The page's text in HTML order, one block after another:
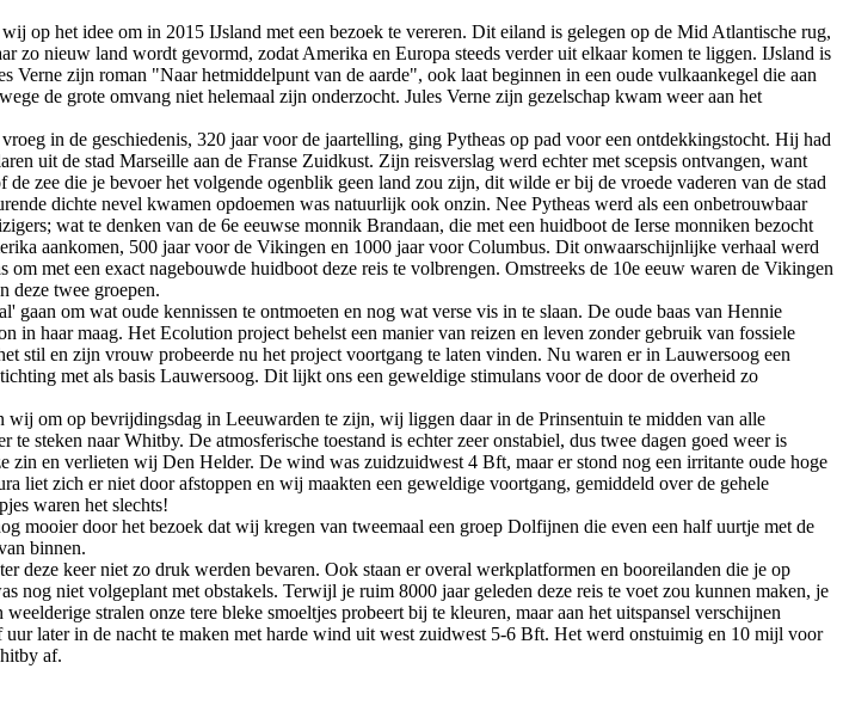
op het idee om in 2015 IJsland met een bezoek te vereren. Dit eiland is gelegen op de Mid Atlantische rug,
zo nieuw land wordt gevormd, zodat Amerika en Europa steeds verder uit elkaar komen te liggen. IJsland is
zijn roman "Naar hetmiddelpunt van de aarde", ook laat beginnen in een oude vulkaankegel die aan
de grote omvang niet helemaal zijn onderzocht. Jules Verne zijn gezelschap kwam weer aan het
in de geschiedenis, 320 jaar voor de jaartelling, ging Pytheas op pad voor een ontdekkingstocht. Hij had
uit de stad Marseille aan de Franse Zuidkust. Zijn reisverslag werd echter met scepsis ontvangen, want
zee die je bevoer het volgende ogenblik geen land zou zijn, dit wilde er bij de vroede vaderen van de stad
dichte nevel kwamen opdoemen was natuurlijk ook onzin. Nee Pytheas werd als een onbetrouwbaar
wat te denken van de 6e eeuwse monnik Brandaan, die met een huidboot de Ierse monniken bezocht
aankomen, 500 jaar voor de Vikingen en 1000 jaar voor Columbus. Dit onwaarschijnlijke verhaal werd
met een exact nagebouwde huidboot deze reis te volbrengen. Omstreeks de 10e eeuw waren de Vikingen
deze twee groepen.
om wat oude kennissen te ontmoeten en nog wat verse vis in te slaan. De oude baas van Hennie
haar maag. Het Ecolution project behelst een manier van reizen en leven zonder gebruik van fossiele
stil en zijn vrouw probeerde nu het project voortgang te laten vinden. Nu waren er in Lauwersoog een
met als basis Lauwersoog. Dit lijkt ons een geweldige stimulans voor de door de overheid zo
wij om op bevrijdingsdag in Leeuwarden te zijn, wij liggen daar in de Prinsentuin te midden van alle
steken naar Whitby. De atmosferische toestand is echter zeer onstabiel, dus twee dagen goed weer is
en verlieten wij Den Helder. De wind was zuidzuidwest 4 Bft, maar er stond nog een irritante oude hoge
liet zich er niet door afstoppen en wij maakten een geweldige voortgang, gemiddeld over de gehele
waren het slechts!
mooier door het bezoek dat wij kregen van tweemaal een groep Dolfijnen die even een half uurtje met de
binnen.
deze keer niet zo druk werden bevaren. Ook staan er overal werkplatformen en booreilanden die je op
nog niet volgeplant met obstakels. Terwijl je ruim 8000 jaar geleden deze reis te voet zou kunnen maken, je
stralen onze tere bleke smoeltjes probeert bij te kleuren, maar aan het uitspansel verschijnen
later in de nacht te maken met harde wind uit west zuidwest 5-6 Bft. Het werd onstuimig en 10 mijl voor
af.